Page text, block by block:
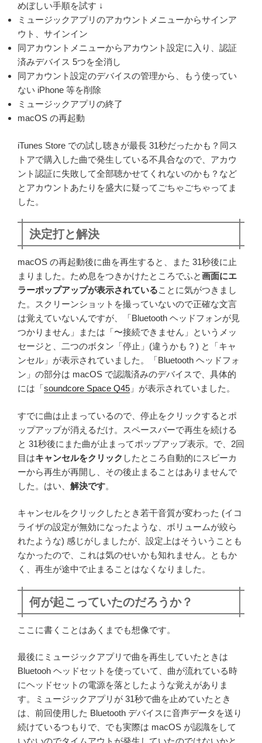
めぼしい手順を試す ↓
ミュージックアプリのアカウントメニューからサインア
ウト、サインイン
同アカウントメニューからアカウント設定に入り、認証
済みデバイス 5つを全消し
同アカウント設定のデバイスの管理から、もう使ってい
ない iPhone 等を削除
ミュージックアプリの終了
macOS の再起動
iTunes Store での試し聴きが最長 31秒だったかも？同ス
トアで購入した曲で発生している不具合なので、アカウ
ント認証に失敗して全部聴かせてくれないのかも？など
とアカウントあたりを盛大に疑ってごちゃごちゃってま
した。
決定打と解決
macOS の再起動後に曲を再生すると、また 31秒後に止
まりました。ため息をつきかけたところでふと画面にエ
ラーポップアップが表示されていることに気がつきまし
た。スクリーンショットを撮っていないので正確な文言
は覚えていないんですが、「Bluetooth ヘッドフォンが見
つかりません」または「〜接続できません」というメッ
セージと、二つのボタン「停止」(違うかも？) と「キャ
ンセル」が表示されていました。「Bluetooth ヘッドフォ
ン」の部分は macOS で認識済みのデバイスで、具体的
には「soundcore Space Q45 」が表示されていました。
すでに曲は止まっているので、停止をクリックするとポ
ップアップが消えるだけ。スペースバーで再生を続ける
と 31秒後にまた曲が止まってポップアップ表示。で、2回
目はキャンセルをクリック したところ自動的にスピーカ
ーから再生が再開し、その後止まることはありませんで
した。はい、 解決です。
キャンセルをクリックしたとき若干音質が変わった (イコ
ライザの設定が無効になったような、ボリュームが絞ら
れたような) 感じがしましたが、設定上はそういうことも
なかったので、これは気のせいかも知れません。ともか
く、再生が途中で止まることはなくなりました。
何が起こっていたのだろうか？
ここに書くことはあくまでも想像です。
最後にミュージックアプリで曲を再生していたときは
Bluetooh ヘッドセットを使っていて、曲が流れている時
にヘッドセットの電源を落としたような覚えがありま
す。ミュージックアプリが 31秒で曲を止めていたとき
は、前回使用した Bluetooth デバイスに音声データを送り
続けているつもりで、でも実際は macOS が認識をして